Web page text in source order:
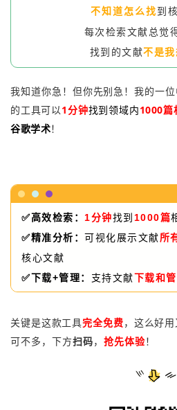
不知道怎么找 到
每次检索文献总觉
找到的文献不是我
我知道你急！但你先别急！我的一
的工具可以 1分钟找到领域内1000篇
谷歌学术！
✅高效检索： 1分钟找到 1000篇
✅精准分析：可视化展示文献所
核心文献
✅下载+管理： 支持文献下载和
关键是这款工具完全免费，这么好用
可不多， 下方扫码， 抢先体验！